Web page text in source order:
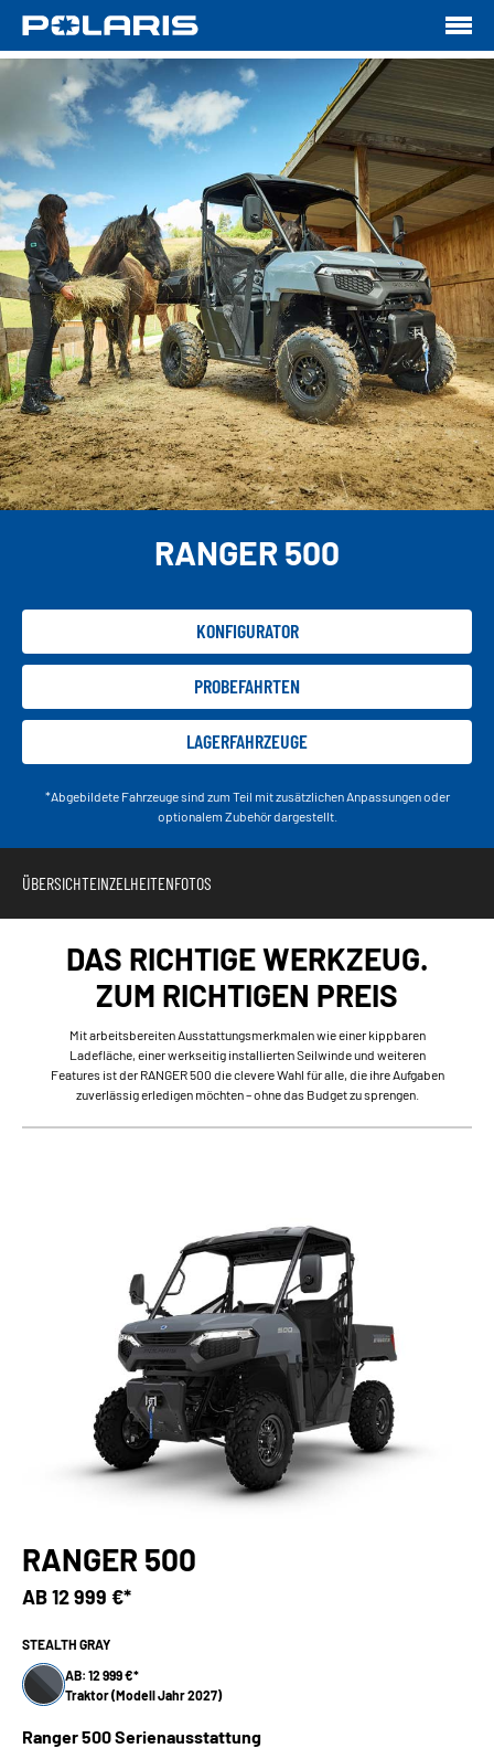
RANGER 500
KONFIGURATOR
PROBEFAHRTEN
LAGERFAHRZEUGE
*Abgebildete Fahrzeuge sind zum Teil mit zusätzlichen Anpassungen oder
optionalem Zubehör dargestellt.
ÜBERSICHTEINZELHEITENFOTOS
DAS RICHTIGE WERKZEUG.
ZUM RICHTIGEN PREIS
Mit arbeitsbereiten Ausstattungsmerkmalen wie einer kippbaren
Ladefläche, einer werkseitig installierten Seilwinde und weiteren
Features ist der RANGER 500 die clevere Wahl für alle, die ihre Aufgaben
zuverlässig erledigen möchten – ohne das Budget zu sprengen.
RANGER 500
AB12 999 €*
STEALTH GRAY
AB: 12 999 €*
Traktor (Modell Jahr 2027)
Ranger 500 Serienausstattung